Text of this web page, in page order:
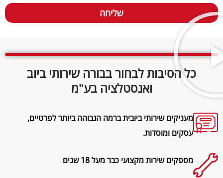
שליחה
כל הסיבות לבחור בבורה שירותי ביוב
ואנסטלציה בע"מ
מעניקים שירותי ביובית ברמה הגבוהה ביותר לפרטיים,
עסקים ומוסדות.
מספקים שירות מקצועי כבר מעל 18 שנים